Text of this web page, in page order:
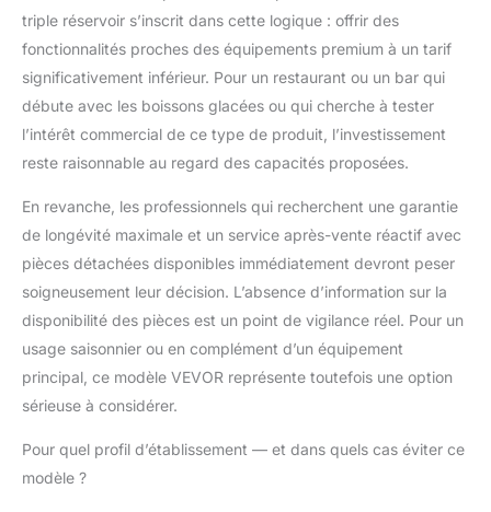
idéaux jusqu'à 12
heures. Remarque : Le
temps de préparation
dépend de la
température ambiante
et ne dépasse pas 1
heure Facile à nettoyer
: Cette machine à
boissons glacées est
autonettoyant pour un
entretien facile. Pour un
nettoyage en
profondeur, il suffit de
déverrouiller la poignée
arrière, de retirer le
corps et les pièces,
au lave-vaisselle. De
triple réservoir s’inscrit dans cette logique : offrir des
fonctionnalités proches des équipements premium à un tarif
significativement inférieur. Pour un restaurant ou un bar qui
débute avec les boissons glacées ou qui cherche à tester
l’intérêt commercial de ce type de produit, l’investissement
reste raisonnable au regard des capacités proposées.
En revanche, les professionnels qui recherchent une garantie
de longévité maximale et un service après-vente réactif avec
pièces détachées disponibles immédiatement devront peser
soigneusement leur décision. L’absence d’information sur la
disponibilité des pièces est un point de vigilance réel. Pour un
usage saisonnier ou en complément d’un équipement
principal, ce modèle VEVOR représente toutefois une option
sérieuse à considérer.
Pour quel profil d’établissement — et dans quels cas éviter ce
modèle ?